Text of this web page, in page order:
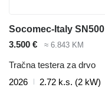
Socomec-Italy SN500
3.500 €
≈ 6.843 KM
Tračna testera za drvo
2026
2.72 k.s. (2 kW)